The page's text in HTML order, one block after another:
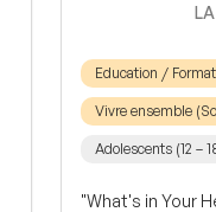
Education /
Vivre ensemble
Adolescents (12 –
"What's in Your